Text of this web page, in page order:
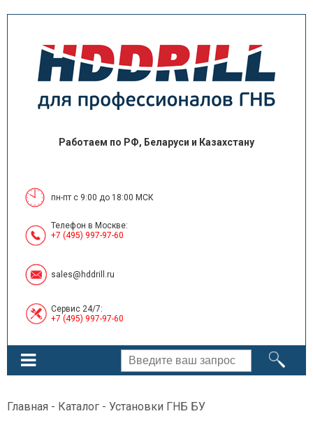
Работаем по РФ, Беларуси и Казахстану
пн-пт с 9:00 до 18:00 МСК
Телефон в Москве:
+7 (495) 997-97-60
sales@hddrill.ru
Сервис 24/7:
+7 (495) 997-97-60
Главная - Каталог - Установки ГНБ БУ